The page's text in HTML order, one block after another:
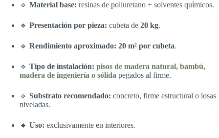
🔹 Material base: resinas de poliuretano + solventes químicos.
🔹 Presentación por pieza: cubeta de 20 kg.
🔹 Rendimiento aproximado: 20 m² por cubeta.
🔹 Tipo de instalación: pisos de madera natural, bambú,
madera de ingeniería o sólida pegados al firme.
🔹 Substrato recomendado: concreto, firme estructural o losas
niveladas.
🔹 Uso: exclusivamente en interiores.